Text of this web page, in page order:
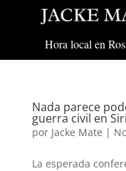
Hora local en
Nada parece
guerra civil en
por Jacke Mate |
La esperada